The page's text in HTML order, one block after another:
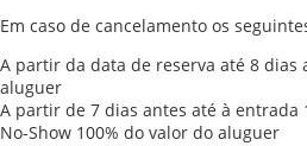
Em caso de cancelamento os
A partir da data de reserva até 8 dias
aluguer
A partir de 7 dias antes até à entrada
No-Show 100% do valor do aluguer